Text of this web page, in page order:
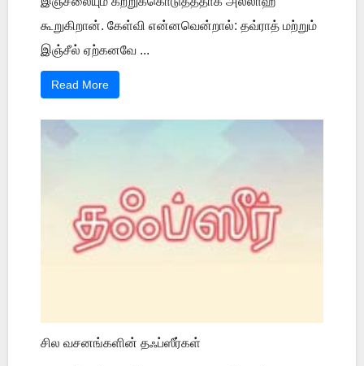
கூறுகிறான். கேள்வி என்னவென்றால்: தவ்ராத் மற்றும்
இஞ்சீல் ஏற்கனவே ...
Read More
சில வசனங்களின் தஃப்ஸீர்கள்